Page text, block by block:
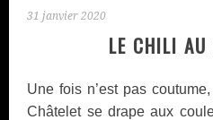
31 janvier 2020
LE CHILI AU
Une fois n’est pas
Châtelet se drape aux